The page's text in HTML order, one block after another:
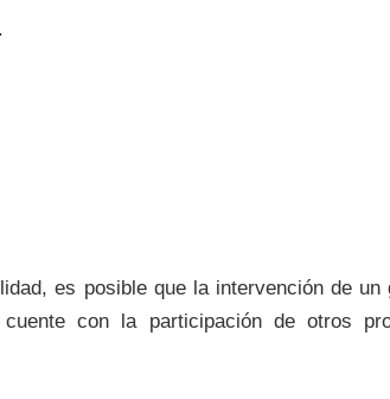
es posible que la intervención de un
con la participación de otros